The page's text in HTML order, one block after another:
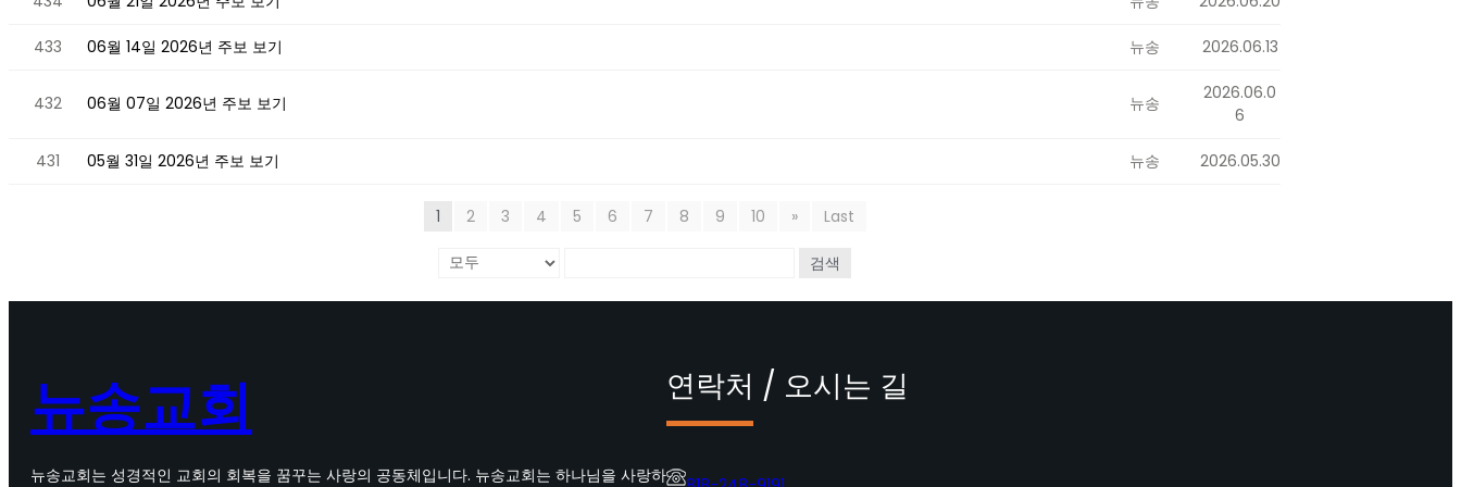
433 06월 14일 2026년 주보 보기 뉴송 2026.06.13
432 06월 07일 2026년 주보 보기 뉴송
2026.06.0
6
431 05월 31일 2026년 주보 보기 뉴송 2026.05.30
1 2 3 4 5 6 7 8 9 10 » Last
검색
뉴송교회
뉴송교회는 성경적인 교회의 회복을 꿈꾸는 사랑의 공동체입니다. 뉴송교회는 하나님을 사랑하
연락처 / 오시는 길